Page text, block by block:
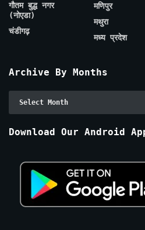
गौतम बुद्ध नगर
(नोएडा)
चंडीगढ़
मणिपुर
मथुरा
मध्य प्रदेश
Archive By Months
Download Our Android